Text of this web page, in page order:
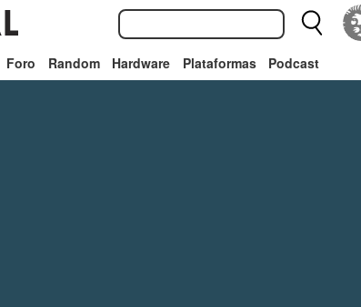
Foro Random Hardware Plataformas Podcast